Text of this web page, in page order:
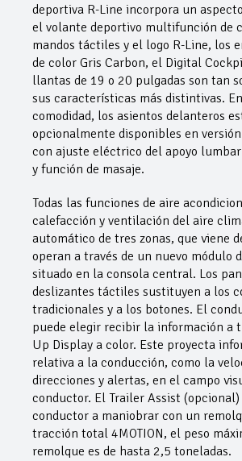
deportiva R-Line incorpora un
el volante deportivo multifunción de
mandos táctiles y el logo R-Line, los
de color Gris Carbon, el Digital
llantas de 19 o 20 pulgadas son tan
sus características más distintivas.
comodidad, los asientos delanteros
opcionalmente disponibles en
con ajuste eléctrico del apoyo
y función de masaje.
Todas las funciones de aire
calefacción y ventilación del aire
automático de tres zonas, que viene
operan a través de un nuevo módulo
situado en la consola central. Los
deslizantes táctiles sustituyen a los
tradicionales y a los botones. El
puede elegir recibir la información a
Up Display a color. Este proyecta
relativa a la conducción, como la
direcciones y alertas, en el campo
conductor. El Trailer Assist (opcional)
conductor a maniobrar con un
tracción total 4MOTION, el peso
remolque es de hasta 2,5 toneladas.